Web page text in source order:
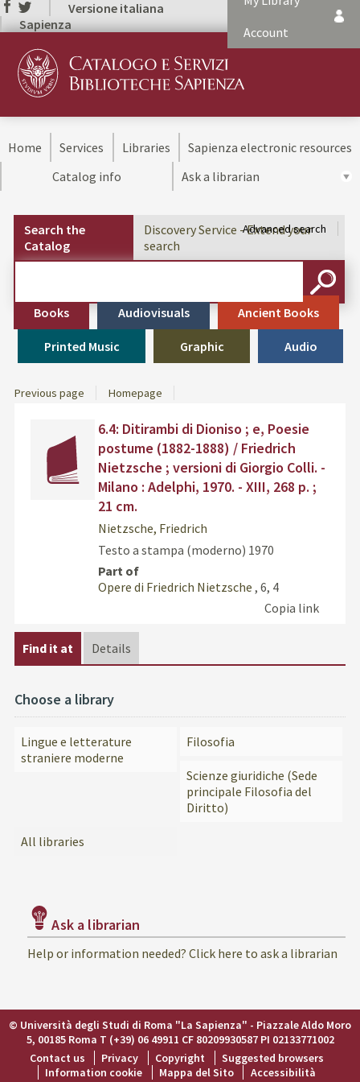
Versione italiana
Sapienza
Account
Home Services Libraries
Sapienza electronic resources
Catalog info
Ask a librarian
Search the
Catalog
Discovery Service - Extend your
search
Books Audiovisuals Ancient Books
Printed Music Graphic Audio
Advanced search
Previous page Homepage
documento
Copia link
6.4: Ditirambi di Dioniso ; e, Poesie
postume (1882-1888) / Friedrich
Nietzsche ; versioni di Giorgio Colli. -
Milano : Adelphi, 1970. - XIII, 268 p. ;
21 cm.
Nietzsche, Friedrich
Testo a stampa (moderno) 1970
Part of
Opere di Friedrich Nietzsche , 6, 4
Find it at Details
Choose a library
Lingue e letterature
straniere moderne
Filosofia
Scienze giuridiche (Sede
principale Filosofia del
Diritto)
All libraries
Ask a librarian
Help or information needed? Click here to ask a librarian
© Università degli Studi di Roma "La Sapienza" - Piazzale Aldo Moro
5, 00185 Roma T (+39) 06 49911 CF 80209930587 PI 02133771002
Contact us
Privacy Copyright
Suggested browsers
Information cookie
Mappa del Sito Accessibilità